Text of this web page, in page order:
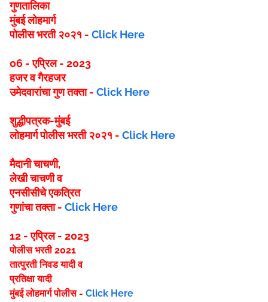
गुणतालिका
मुंबई लोहमार्ग
पोलीस भरती २०२१ - Click Here
06 - एप्रिल - 2023
हजर व गैरहजर
उमेदवारांचा गुण तक्ता - Click Here
शुद्धीपत्रक-मुंबई
लोहमार्ग पोलीस भरती २०२१ - Click Here
मैदानी चाचणी,
लेखी चाचणी व
एनसीसीचे एकत्रित
गुणांचा तक्ता - Click Here
12 - एप्रिल - 2023
पोलीस भरती 2021
तात्पुरती निवड यादी व
प्रतिक्षा यादी
मुंबई लोहमार्ग पोलीस - Click Here